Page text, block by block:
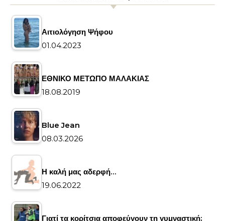
Αιτιολόγηση Ψήφου
01.04.2023
ΕΘΝΙΚΟ ΜΕΤΩΠΟ ΜΑΛΑΚΙΑΣ
18.08.2019
Blue Jean
08.03.2026
Η καλή μας αδερφή…
19.06.2022
Γιατί τα κορίτσια αποφεύγουν τη γυμναστική;